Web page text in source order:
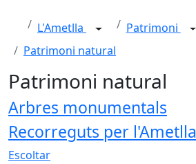
L'Ametlla
Patrimoni
Patrimoni natural
Patrimoni natural
Arbres monumentals
Recorreguts per l'Ametlla
Escoltar